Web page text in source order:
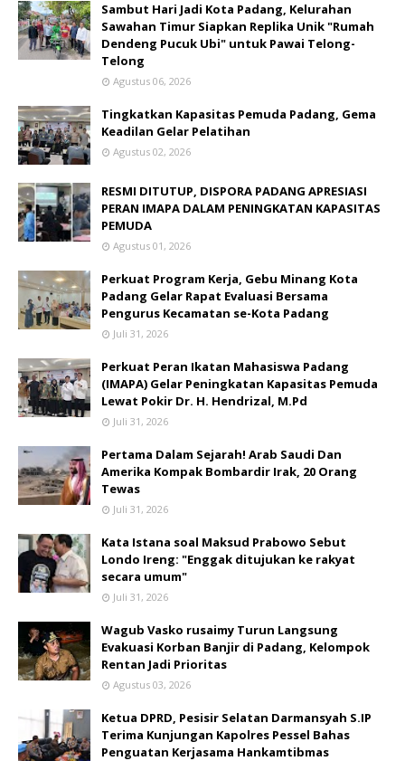
Sambut Hari Jadi Kota Padang, Kelurahan
Sawahan Timur Siapkan Replika Unik "Rumah
Dendeng Pucuk Ubi" untuk Pawai Telong-
Telong
Agustus 06, 2026
Tingkatkan Kapasitas Pemuda Padang, Gema
Keadilan Gelar Pelatihan
Agustus 02, 2026
RESMI DITUTUP, DISPORA PADANG APRESIASI
PERAN IMAPA DALAM PENINGKATAN KAPASITAS
PEMUDA
Agustus 01, 2026
Perkuat Program Kerja, Gebu Minang Kota
Padang Gelar Rapat Evaluasi Bersama
Pengurus Kecamatan se-Kota Padang
Juli 31, 2026
Perkuat Peran Ikatan Mahasiswa Padang
(IMAPA) Gelar Peningkatan Kapasitas Pemuda
Lewat Pokir Dr. H. Hendrizal, M.Pd
Juli 31, 2026
Pertama Dalam Sejarah! Arab Saudi Dan
Amerika Kompak Bombardir Irak, 20 Orang
Tewas
Juli 31, 2026
Kata Istana soal Maksud Prabowo Sebut
Londo Ireng: "Enggak ditujukan ke rakyat
secara umum"
Juli 31, 2026
Wagub Vasko rusaimy Turun Langsung
Evakuasi Korban Banjir di Padang, Kelompok
Rentan Jadi Prioritas
Agustus 03, 2026
Ketua DPRD, Pesisir Selatan Darmansyah S.IP
Terima Kunjungan Kapolres Pessel Bahas
Penguatan Kerjasama Hankamtibmas